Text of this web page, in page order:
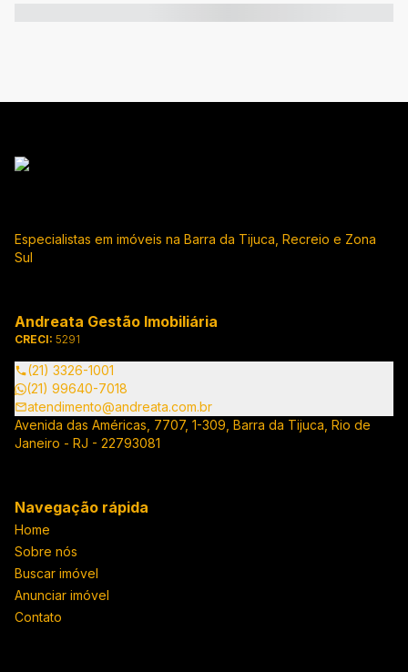
Especialistas em imóveis na Barra da Tijuca, Recreio e Zona
Sul
Andreata Gestão Imobiliária
CRECI: 5291
(21) 3326-1001
(21) 99640-7018
atendimento@andreata.com.br
Avenida das Américas, 7707, 1-309, Barra da Tijuca, Rio de
Janeiro - RJ - 22793081
Navegação rápida
Home
Sobre nós
Buscar imóvel
Anunciar imóvel
Contato